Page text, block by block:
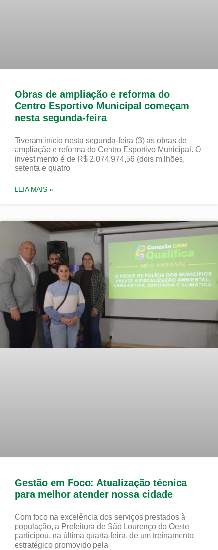
Obras de ampliação e reforma do
Centro Esportivo Municipal começam
nesta segunda-feira
Tiveram início nesta segunda-feira (3) as obras de
ampliação e reforma do Centro Esportivo Municipal. O
investimento é de R$ 2.074.974,56 (dois milhões,
setenta e quatro
LEIA MAIS »
Gestão em Foco: Atualização técnica
para melhor atender nossa cidade
Com foco na excelência dos serviços prestados à
população, a Prefeitura de São Lourenço do Oeste
participou, na última quarta-feira, de um treinamento
estratégico promovido pela